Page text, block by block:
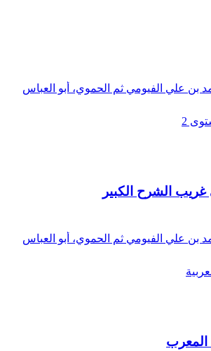
بن علي الفيومي ثم الحموي، أبو العباس
غريب الشرح الكبير
بن علي الفيومي ثم الحموي، أبو العباس
المعرب